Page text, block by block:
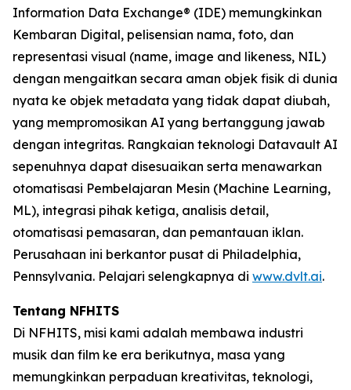
Information Data Exchange® (IDE) memungkinkan
Kembaran Digital, pelisensian nama, foto, dan
representasi visual (name, image and likeness, NIL)
dengan mengaitkan secara aman objek fisik di dunia
nyata ke objek metadata yang tidak dapat diubah,
yang mempromosikan AI yang bertanggung jawab
dengan integritas. Rangkaian teknologi Datavault AI
sepenuhnya dapat disesuaikan serta menawarkan
otomatisasi Pembelajaran Mesin (Machine Learning,
ML), integrasi pihak ketiga, analisis detail,
otomatisasi pemasaran, dan pemantauan iklan.
Perusahaan ini berkantor pusat di Philadelphia,
Pennsylvania. Pelajari selengkapnya di www.dvlt.ai.
Tentang NFHITS
Di NFHITS, misi kami adalah membawa industri
musik dan film ke era berikutnya, masa yang
memungkinkan perpaduan kreativitas, teknologi,